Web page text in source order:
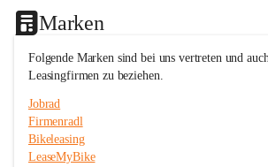
i
c
T
Marken
Folgende Marken sind bei uns vertreten und
Leasingfirmen zu beziehen.
Jobrad
Firmenradl
Bikeleasing
LeaseMyBike